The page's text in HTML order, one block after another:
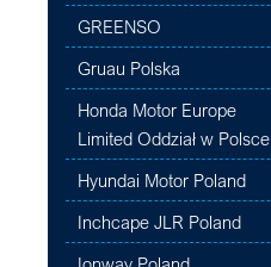
GREENSO
Gruau Polska
Honda Motor Europe
Limited Oddział w Polsce
Hyundai Motor Poland
Inchcape JLR Poland